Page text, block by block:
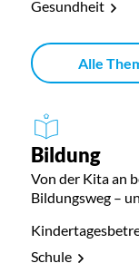
Gesundheit
Alle
Bildung
Von der Kita an
Bildungsweg –
Schule